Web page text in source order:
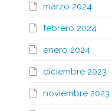
marzo 2024
febrero 2024
enero 2024
diciembre 2023
noviembre 2023